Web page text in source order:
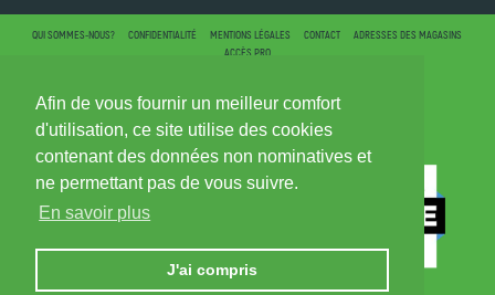
Afin de vous fournir un meilleur comfort
d'utilisation, ce site utilise des cookies
contenant des données non nominatives et
ne permettant pas de vous suivre.
En savoir plus
J'ai compris
QUI SOMMES-NOUS? CONFIDENTIALITÉ MENTIONS LÉGALES CONTACT
ADRESSES DES MAGASINS
ACCÈS PRO